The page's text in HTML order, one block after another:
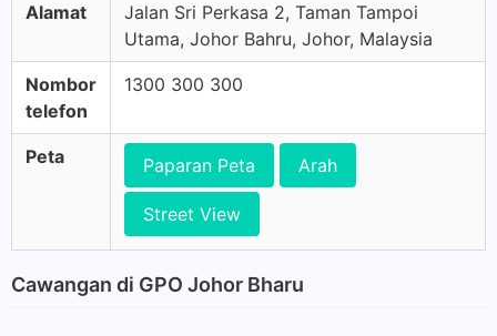
Alamat
Jalan Sri Perkasa 2, Taman Tampoi
Utama, Johor Bahru, Johor, Malaysia
Nombor
telefon
1300 300 300
Peta Paparan Peta Arah
Street View
Cawangan di GPO Johor Bharu